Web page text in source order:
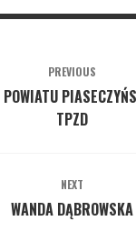
PREVIOUS
POWIATU
TPZD
NEXT
WANDA DĄBROWSKA